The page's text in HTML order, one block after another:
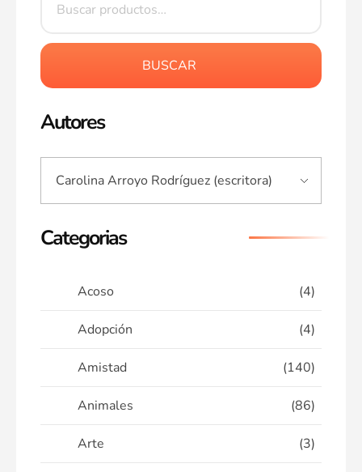
BUSCAR
Autores
Categorias
Acoso (4)
Adopción (4)
Amistad (140)
Animales (86)
Arte (3)